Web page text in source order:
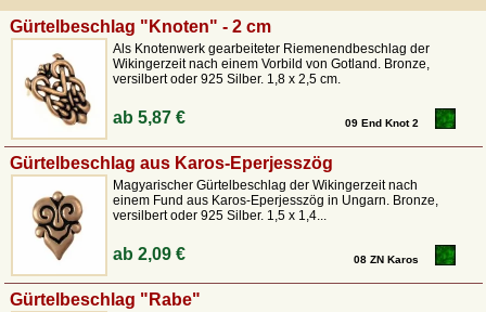
Gürtelbeschläge der Wikinger nach Funden aus Birka, Gotland und Gnezdovo
als auch detailgetreue Nachbildungen magyarischer Zierbeschläge.
findet auch ihr hier einen passenden Bronzebeschlag, um euch selber einen
authentischen Wikingergürtel anzufertigen.
Gürtelbeschlag "Knoten" - 2 cm
Als Knotenwerk gearbeiteter Riemenendbeschlag der
Wikingerzeit nach einem Vorbild von Gotland. Bronze,
versilbert oder 925 Silber. 1,8 x 2,5 cm.
ab5,87 € 09 End Knot 2
Gürtelbeschlag aus Karos-Eperjesszög
Magyarischer Gürtelbeschlag der Wikingerzeit nach
einem Fund aus Karos-Eperjesszög in Ungarn. Bronze,
versilbert oder 925 Silber. 1,5 x 1,4...
ab2,09 € 08 ZN Karos
Gürtelbeschlag "Rabe"